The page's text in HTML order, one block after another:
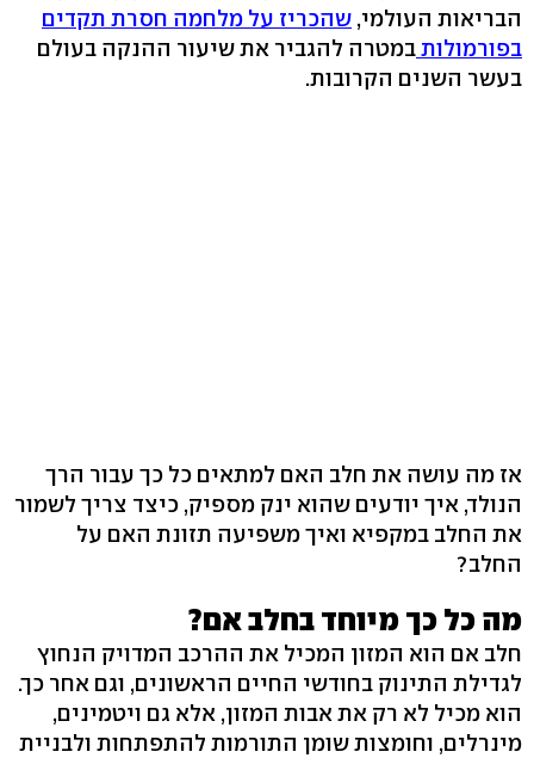
הבריאות העולמי, שהכריז על מלחמה חסרת תקדים
בפורמולותבמטרה להגביר את שיעור ההנקה בעולם
בעשר השנים הקרובות.
אז מה עושה את חלב האם למתאים כל כך עבור הרך
הנולד, איך יודעים שהוא ינק מספיק, כיצד צריך לשמור
את החלב במקפיא ואיך משפיעה תזונת האם על
החלב?
מה כל כך מיוחד בחלב אם?
חלב אם הוא המזון המכיל את ההרכב המדויק הנחוץ
לגדילת התינוק בחודשי החיים הראשונים, וגם אחר כך.
הוא מכיל לא רק את אבות המזון, אלא גם ויטמינים,
מינרלים, וחומצות שומן התורמות להתפתחות ולבניית